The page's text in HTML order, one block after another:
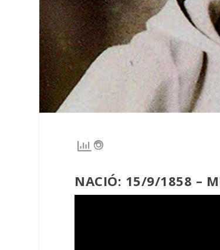
NACIÓ: 15/9/1858 –